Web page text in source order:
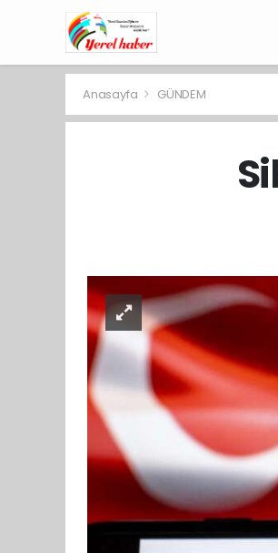
Anasayfa GÜNDEM